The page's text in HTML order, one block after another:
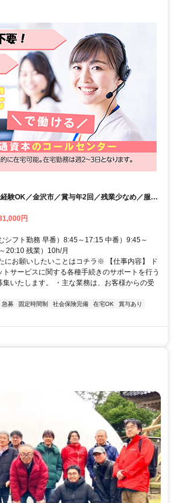
験OK／金沢市／賞与年2回／残業少なめ／服装
円
シフト勤務 早番）8:45～17:15 中番）9:45～
20:10 残業）10h/月
にお願いしたいことはコチラ※ 【仕事内容】 ド
トサービスに関する各種手続きのサポートを行う
集いたします。 ・主な業務は、お客様からの受
急募 固定時間制 社会保険完備 在宅OK
賞与あり